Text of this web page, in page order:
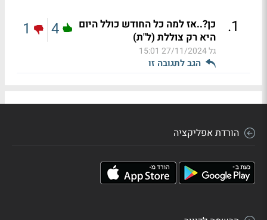
1
.
כן?..אז למה כל החודש כולל היום
היא רק צוללת (ל"ת)
גל27/11/2024 15:01
הגב לתגובה זו
4
1
הורדת אפליקציה